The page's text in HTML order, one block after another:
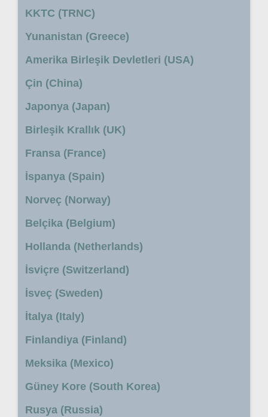
KKTC (TRNC)
Yunanistan (Greece)
Amerika Birleşik Devletleri (USA)
Çin (China)
Japonya (Japan)
Birleşik Krallık (UK)
Fransa (France)
İspanya (Spain)
Norveç (Norway)
Belçika (Belgium)
Hollanda (Netherlands)
İsviçre (Switzerland)
İsveç (Sweden)
İtalya (Italy)
Finlandiya (Finland)
Meksika (Mexico)
Güney Kore (South Korea)
Rusya (Russia)